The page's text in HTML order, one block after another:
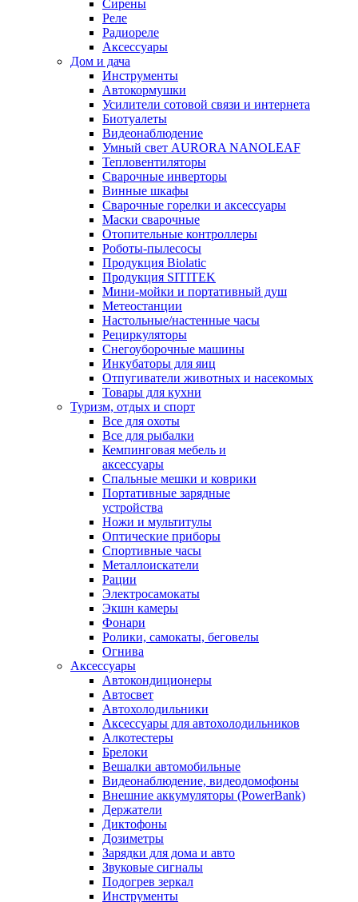
Сирены
Реле
Радиореле
Аксессуары
Дом и дача
Инструменты
Автокормушки
Усилители сотовой связи и интернета
Биотуалеты
Видеонаблюдение
Умный свет AURORA NANOLEAF
Тепловентиляторы
Сварочные инверторы
Винные шкафы
Сварочные горелки и аксессуары
Маски сварочные
Отопительные контроллеры
Роботы-пылесосы
Продукция Biolatic
Продукция SITITEK
Мини-мойки и портативный душ
Метеостанции
Настольные/настенные часы
Рециркуляторы
Снегоуборочные машины
Инкубаторы для яиц
Отпугиватели животных и насекомых
Товары для кухни
Туризм, отдых и спорт
Все для охоты
Все для рыбалки
Кемпинговая мебель и
аксессуары
Спальные мешки и коврики
Портативные зарядные
устройства
Ножи и мультитулы
Оптические приборы
Спортивные часы
Металлоискатели
Рации
Электросамокаты
Экшн камеры
Фонари
Ролики, самокаты, беговелы
Огнива
Аксессуары
Автокондиционеры
Aвтосвет
Автохолодильники
Аксессуары для автохолодильников
Алкотестеры
Брелоки
Вешалки автомобильные
Видеонаблюдение, видеодомофоны
Внешние аккумуляторы (PowerBank)
Держатели
Диктофоны
Дозиметры
Зарядки для дома и авто
Звуковые сигналы
Подогрев зеркал
Инструменты